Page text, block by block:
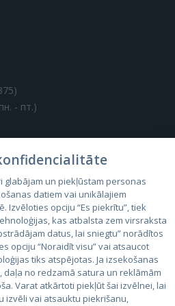
- пт.)
glabājam un piekļūstam personas
datiem vai unikālajiem
Izvēloties opciju “Es piekrītu”, tiek
kas atbalsta zem virsraksta
datus, lai sniegtu” norādītos
opciju “Noraidīt visu” vai atsaucot
tiks atspējotas. Ja izsekošanas
no redzamā satura un reklāmām
Varat atkārtoti piekļūt šai izvēlnei, lai
izvēli vai atsauktu piekrišanu,